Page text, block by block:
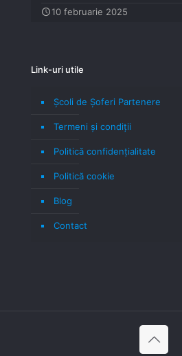
10 februarie 2025
Link-uri utile
Școli de Șoferi Partenere
Termeni şi condiţii
Politică confidenţialitate
Politică cookie
Blog
Contact